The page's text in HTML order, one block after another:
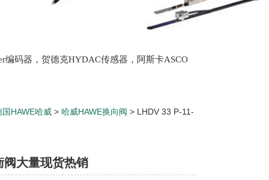
编码器，贺德克HYDAC传感器，阿斯卡ASCO
国HAWE哈威 > 哈威HAWE换向阀 > LHDV 33 P-11-
阀大量现货热销